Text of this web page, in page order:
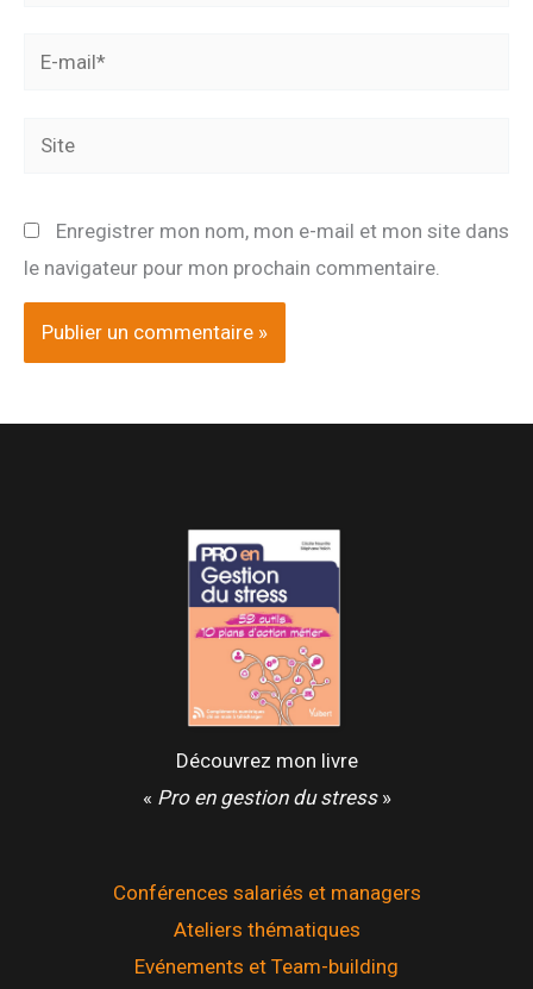
Site
Enregistrer mon nom, mon e-mail et mon site dans
le navigateur pour mon prochain commentaire.
Découvrez mon livre
« Pro en gestion du stress»
Conférences salariés et managers
Ateliers thématiques
Evénements et Team-building